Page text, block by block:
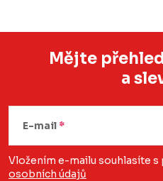
á
a
Mějte
a
E-mail
Vložením e-mailu souhlasíte s
osobních údajů